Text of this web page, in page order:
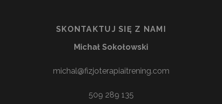
SKONTAKTUJ SIĘ Z NAMI
Michał Sokołowski
michal@fizjoterapiaitrening.com
509 289 135